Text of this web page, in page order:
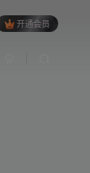
开通会员